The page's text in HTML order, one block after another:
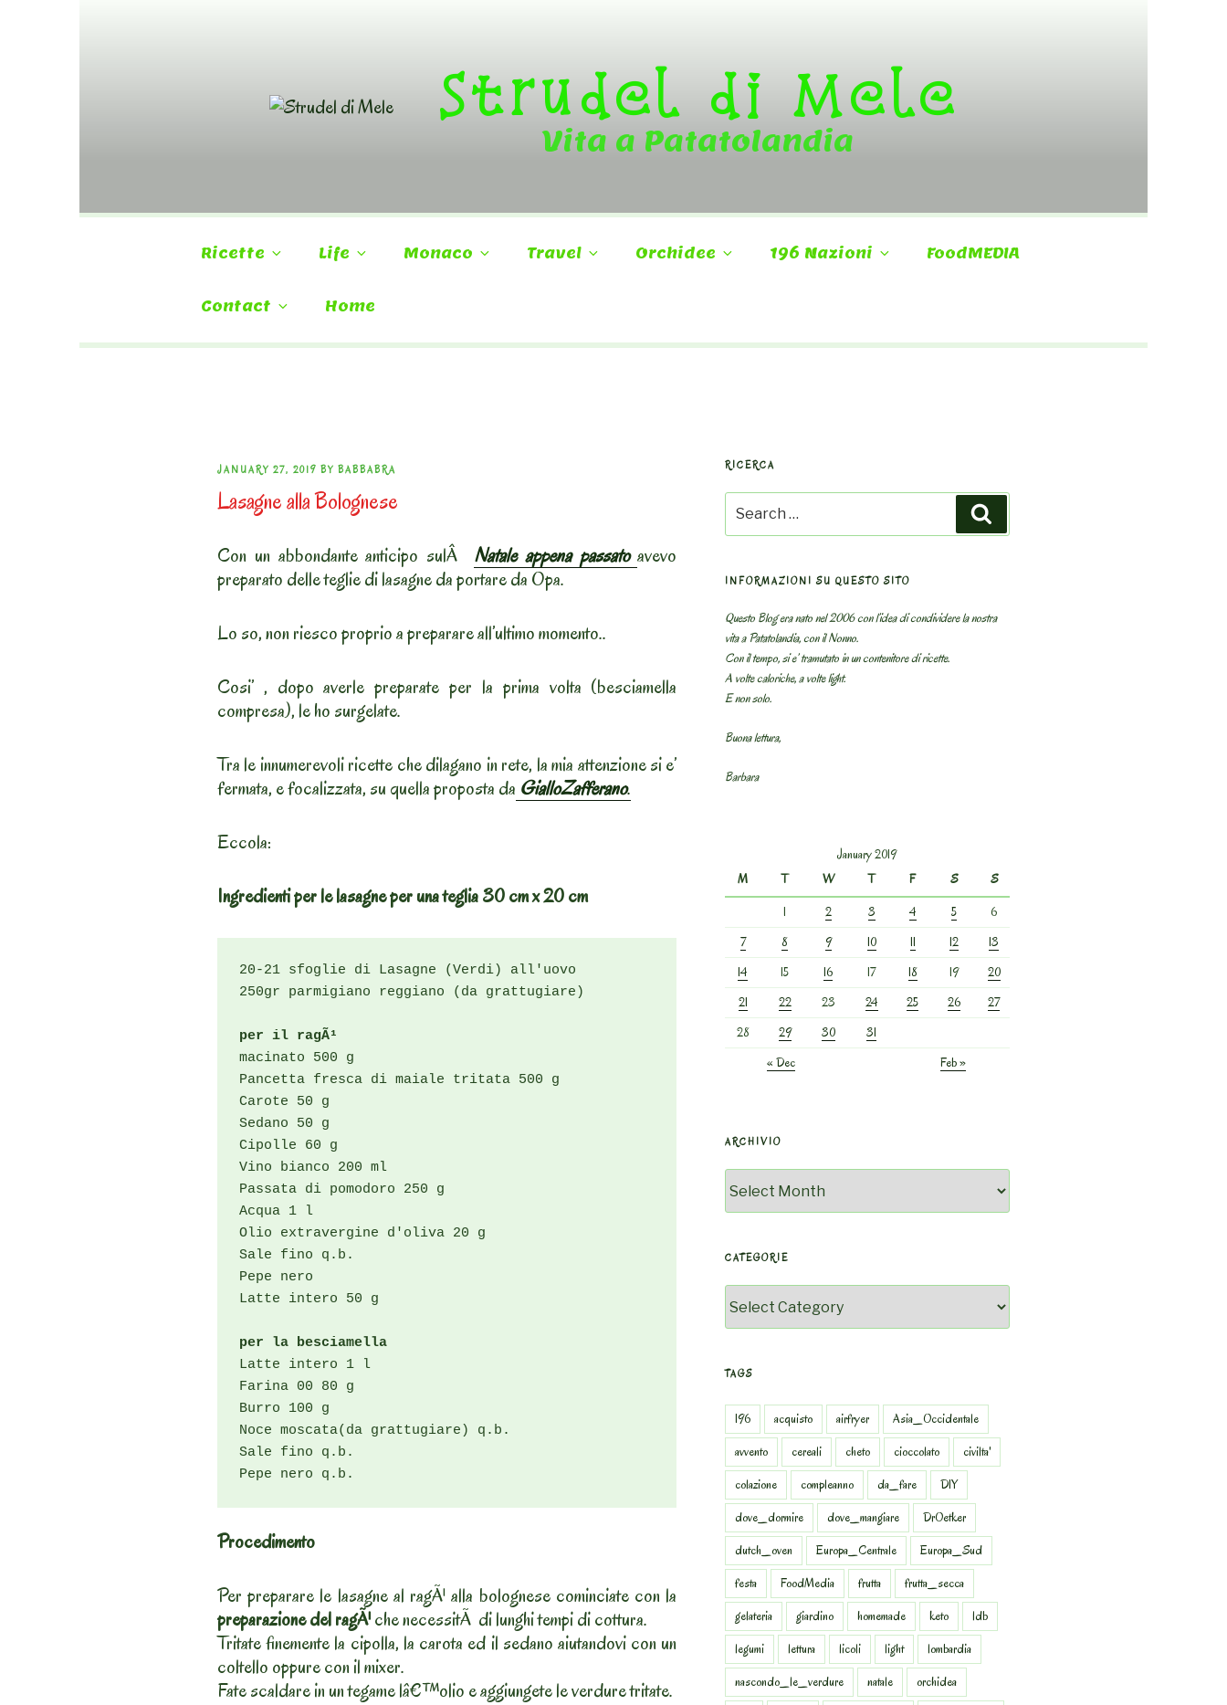
Strudel di Mele
Vita a Patatolandia
Ricette Life Monaco Travel Orchidee 196 Nazioni FoodMEDIA
Contact Home
POSTED
ON
JANUARY 27, 2019 BY BABBABRA
Lasagne alla Bolognese
Con un abbondante anticipo sulÂ Natale appena passatoavevo
preparato delle teglie di lasagne da portare da Opa.
Lo so, non riesco proprio a preparare all’ultimo momento..
Cosi’ , dopo averle preparate per la prima volta (besciamella
compresa), le ho surgelate.
Tra le innumerevoli ricette che dilagano in rete, la mia attenzione si e’
fermata, e focalizzata, su quella proposta da GialloZafferano.
Eccola:
Ingredienti per le lasagne per una teglia 30 cm x 20 cm
20-21 sfoglie di Lasagne (Verdi) all'uovo
250gr parmigiano reggiano (da grattugiare)
per il ragÃ¹
macinato 500 g
Pancetta fresca di maiale tritata 500 g
Carote 50 g
Sedano 50 g
Cipolle 60 g
Vino bianco 200 ml
Passata di pomodoro 250 g
Acqua 1 l
Olio extravergine d'oliva 20 g
Sale fino q.b.
Pepe nero
Latte intero 50 g
per la besciamella
Latte intero 1 l
Farina 00 80 g
Burro 100 g
Noce moscata(da grattugiare) q.b.
Sale fino q.b.
Pepe nero q.b.
Procedimento
Per preparare le lasagne al ragÃ¹ alla bolognese cominciate con la
preparazione del ragÃ¹che necessitÃ di lunghi tempi di cottura.
Tritate finemente la cipolla, la carota ed il sedano aiutandovi con un
coltello oppure con il mixer.
Fate scaldare in un tegame lâ€™olio e aggiungete le verdure tritate.
RICERCA
for:
INFORMAZIONI SU QUESTO SITO
Questo Blog era nato nel 2006 con l’idea di condividere la nostra
vita a Patatolandia, con il Nonno.
Con il tempo, si e’ tramutato in un contenitore di ricette.
A volte caloriche, a volte light.
E non solo.
Buona lettura,
Barbara
January 2019
M
T W T F S
S
1
2 3 4 5
6
7
8 9 10 11 12
13
14
15 16 17 18 19
20
21
22 23 24 25 26
27
28
29 30
31
« Dec
Feb »
ARCHIVIO
CATEGORIE
TAGS
196 acquisto airfryer
Asia_Occidentale
avvento
cereali cheto cioccolato
civilta'
colazione
compleanno da_fare
DIY
dove_dormire
dove_mangiare
DrOetker
dutch_oven
Europa_Centrale
Europa_Sud
festa
FoodMedia frutta
frutta_secca
gelateria
giardino homemade keto
ldb
legumi
lettura licoli light
lombardia
nascondo_le_verdure
natale
orchidea